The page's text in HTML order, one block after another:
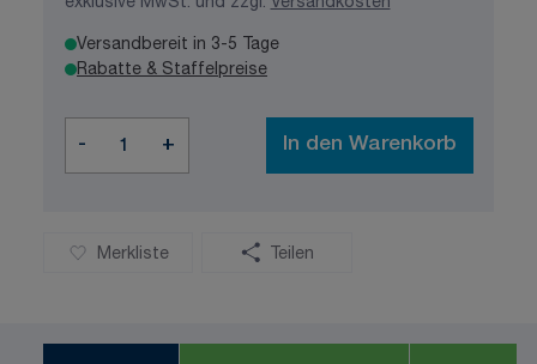
exklusive MwSt. und zzgl. Versandkosten
Versandbereit in 3-5 Tage
Rabatte & Staffelpreise
- + In den Warenkorb
Merkliste Teilen